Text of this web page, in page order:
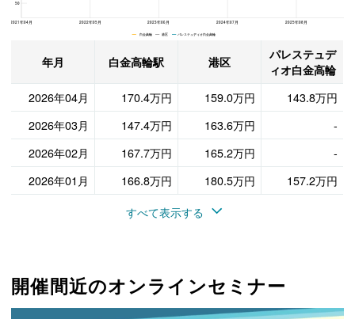
2021年04月 2022年05月 2023年06月 2024年07月 2025年08月
50
白金高輪 港区 パレステュディオ白金高輪
年月 白金高輪駅 港区
パレステュデ
ィオ白金高輪
2026年04月
170.4万円 159.0万円
143.8万円
2026年03月
147.4万円 163.6万円
-
2026年02月
167.7万円 165.2万円
-
2026年01月
166.8万円 180.5万円
157.2万円
すべて表示する
開催間近のオンラインセミナー